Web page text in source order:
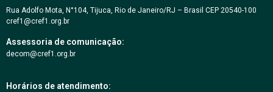
Rua Adolfo Mota, N°104, Tijuca, Rio de Janeiro/RJ – Brasil CEP 20540-100
cref1@cref1.org.br
Assessoria de comunicação:
decom@cref1.org.br
Horários de atendimento: